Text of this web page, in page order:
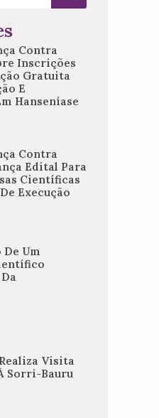
Contra
Inscrições
Gratuita
E
Hanseníase
Contra
Edital Para
Científicas
Execução
Um
Visita
Sorri-Bauru